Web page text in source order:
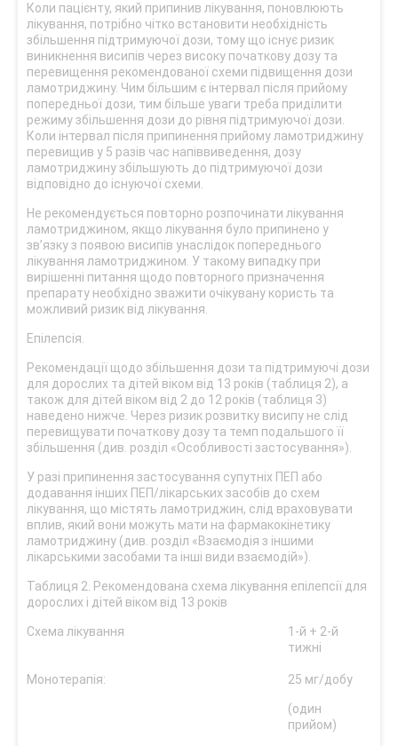
Коли пацієнту, який припинив лікування, поновлюють
лікування, потрібно чітко встановити необхідність
збільшення підтримуючої дози, тому що існує ризик
виникнення висипів через високу початкову дозу та
перевищення рекомендованої схеми підвищення дози
ламотриджину. Чим більшим є інтервал після прийому
попередньої дози, тим більше уваги треба приділити
режиму збільшення дози до рівня підтримуючої дози.
Коли інтервал після припинення прийому ламотриджину
перевищив у 5 разів час напіввиведення, дозу
ламотриджину збільшують до підтримуючої дози
відповідно до існуючої схеми.
Не рекомендується повторно розпочинати лікування
ламотриджином, якщо лікування було припинено у
зв’язку з появою висипів унаслідок попереднього
лікування ламотриджином. У такому випадку при
вирішенні питання щодо повторного призначення
препарату необхідно зважити очікувану користь та
можливий ризик від лікування.
Епілепсія.
Рекомендації щодо збільшення дози та підтримуючі дози
для дорослих та дітей віком від 13 років (таблиця 2), а
також для дітей віком від 2 до 12 років (таблиця 3)
наведено нижче. Через ризик розвитку висипу не слід
перевищувати початкову дозу та темп подальшого її
збільшення (див. розділ «Особливості застосування»).
У разі припинення застосування супутніх ПЕП або
додавання інших ПЕП/лікарських засобів до схем
лікування, що містять ламотриджин, слід враховувати
вплив, який вони можуть мати на фармакокінетику
ламотриджину (див. розділ «Взаємодія з іншими
лікарськими засобами та інші види взаємодій»).
Таблиця 2. Рекомендована схема лікування епілепсії для
дорослих і дітей віком від 13 років
Схема лікування
1-й + 2-й
тижні
Монотерапія: 25 мг/добу
(один
прийом)